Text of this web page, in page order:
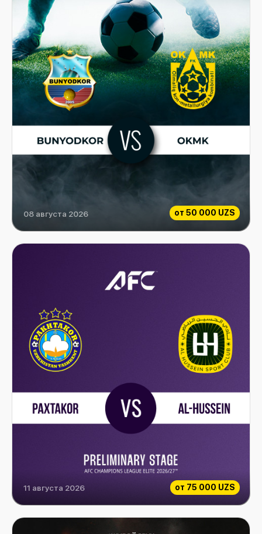
от 50 000 UZS
Bunyodkor vs OKMK
08 августа 2026
от 75 000 UZS
Paxtakor vs Al-Hussein
11 августа 2026